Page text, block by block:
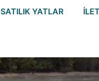
SATILIK YATLAR